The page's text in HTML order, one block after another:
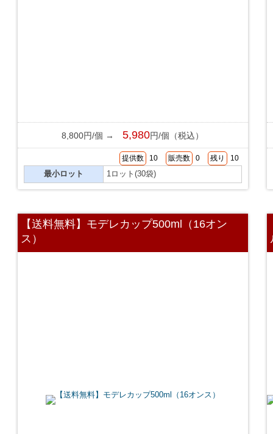
8,800円/個 → 5,980円/個（税込）
提供数 10 販売数 0 残り 10
最小ロット 1ロット(30袋)
【送料無料】モデレカップ500ml（16オン
ス）